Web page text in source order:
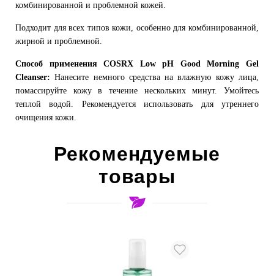
комбинированной и проблемной кожей.
Подходит для всех типов кожи, особенно для комбинированной,
жирной и проблемной.
Способ применения COSRX Low pH Good Morning Gel
Cleanser: Нанесите немного средства на влажную кожу лица,
помассируйте кожу в течение нескольких минут. Умойтесь
теплой водой. Рекомендуется использовать для утреннего
очищения кожи.
Рекомендуемые
товары